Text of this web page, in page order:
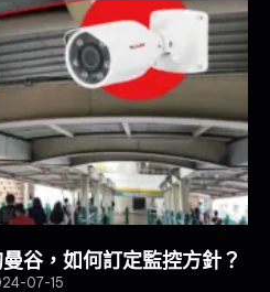
谷，如何訂定監控方針？
07-15